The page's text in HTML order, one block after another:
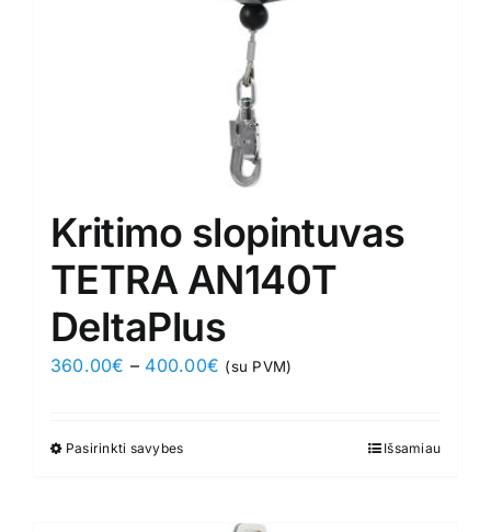
product
Kritimo slopintuvas
TETRA AN140T
DeltaPlus
360.00€ – 400.00€ Price
(su PVM)
Pasirinkti savybesThis
Išsamiau